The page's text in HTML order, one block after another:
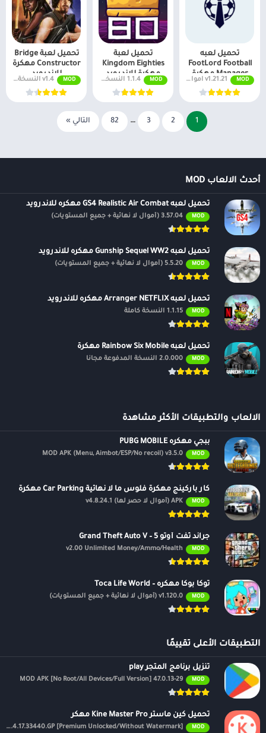
تحميل لعبه
FootLord Football
Manager مهكرة
للاندرويد MOD v1.21.21 اموال غير محدودة
تحميل لعبة
Kingdom Eighties
مهكرة للاندرويد
MOD 1.1.4 النسخة المدفوعة مجانًا
تحميل لعبة Bridge
Constructor مهكرة
للاندرويد
MOD v1.4 النسخة المدفوعة مجانًا
1
2
3
…
82 التالي »
أحدث الالعاب MOD
تحميل لعبه GS4 Realistic Air Combat مهكره للاندرويد
MOD 3.57.04 (أموال لا نهائية + جميع المستويات)
تحميل لعبه Gunship Sequel WW2 مهكره للاندرويد
MOD 5.5.20 (أموال لا نهائية + جميع المستويات)
تحميل لعبه Arranger NETFLIX مهكره للاندرويد
MOD 1.1.15 النسخة كاملة
تحميل لعبه Rainbow Six Mobile مهكرة
MOD 2.0.000 النسخة المدفوعة مجانًا
الالعاب والتطبيقات الأكثر مشاهدة
ببجي مهكره PUBG MOBILE
MOD
MOD APK (Menu, Aimbot/ESP/No recoil) v3.5.0
كار باركينج مهكرة فلوس ما لا نهائية Car Parking مهكرة
MOD APK (أموال لا حصر لها) v4.8.24.1
جراند ثفت أوتو 5 – Grand Theft Auto V
MOD
v2.00 Unlimited Money/Ammo/Health
توكا بوكا مهكره – Toca Life World
MOD v1.120.0 (أموال لا نهائية + جميع المستويات)
التطبيقات الأعلى تقييمًا
تنزيل برنامج المتجر play
MOD
47.0.13-29 MOD APK [No Root/All Devices/Full Version]
تحميل كين ماستر Kine Master Pro مهكر
MOD
APK v7.4.17.33440.GP [Premium Unlocked/Without Watermark]